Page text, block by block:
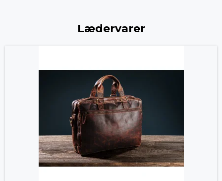
Lædervarer